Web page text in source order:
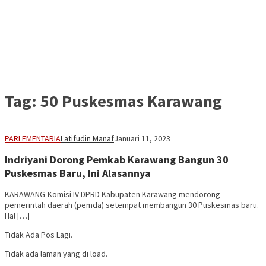
Tag: 50 Puskesmas Karawang
PARLEMENTARIALatifudin ManafJanuari 11, 2023
Indriyani Dorong Pemkab Karawang Bangun 30
Puskesmas Baru, Ini Alasannya
KARAWANG-Komisi IV DPRD Kabupaten Karawang mendorong
pemerintah daerah (pemda) setempat membangun 30 Puskesmas baru.
Hal […]
Tidak Ada Pos Lagi.
Tidak ada laman yang di load.